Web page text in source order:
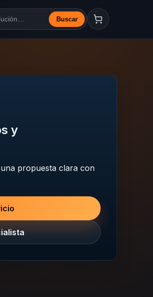
Buscar
y
propuesta clara con